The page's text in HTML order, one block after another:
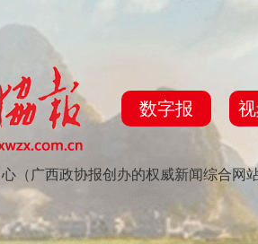
数字报
（广西政协报创办的权威新闻综合网站